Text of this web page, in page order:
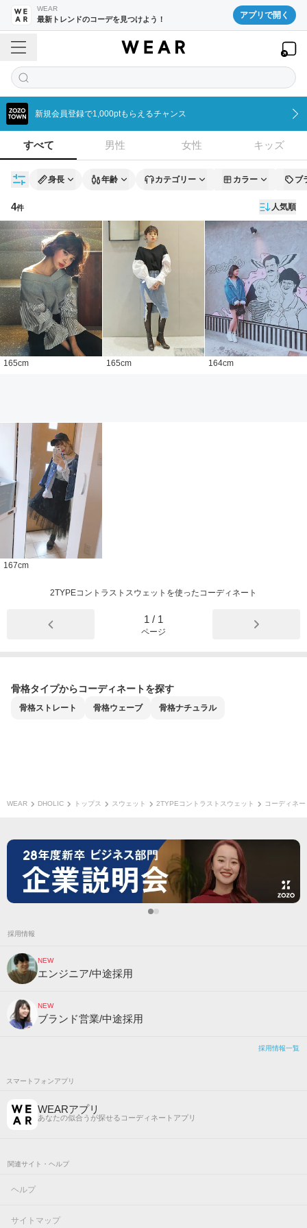
WEAR
最新トレンドのコーデを見つけよう！ アプリで開く
新規会員登録で1,000ptもらえるチャンス
すべて 男性 女性 キッズ
身長 年齢 カテゴリー カラー ブ
4件 人気順
コーディネート一覧
165cm 165cm 164cm
167cm
2TYPEコントラストスウェットを使ったコーディネート
1 / 1
ページ
骨格タイプからコーディネートを探す
骨格ストレート 骨格ウェーブ 骨格ナチュラル
WEAR DHOLIC トップス スウェット 2TYPEコントラストスウェット コーディネ
採用情報
NEW
エンジニア/中途採用
NEW
ブランド営業/中途採用
採用情報一覧
スマートフォンアプリ
WEARアプリ
あなたの似合うが探せるコーディネートアプリ
関連サイト・ヘルプ
ヘルプ
サイトマップ